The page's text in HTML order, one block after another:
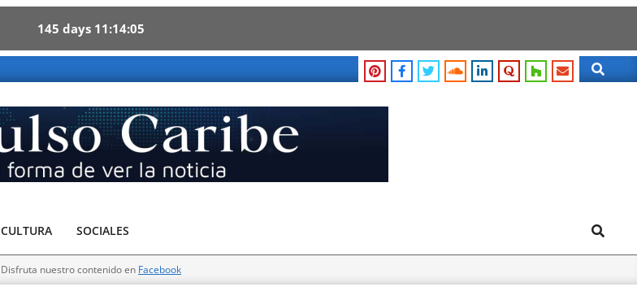
145 days 11 14 03
Search
CULTURA SOCIALES Search
Disfruta nuestro contenido en Facebook